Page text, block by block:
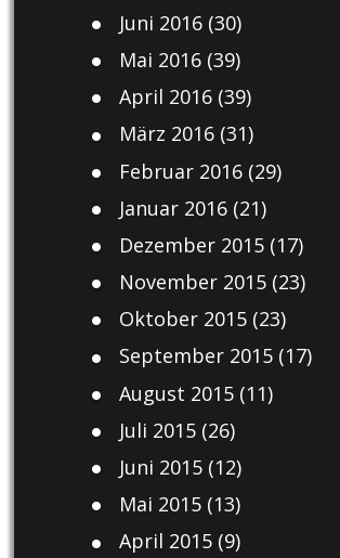
Juni 2016(30)
Mai 2016(39)
April 2016(39)
März 2016(31)
Februar 2016(29)
Januar 2016(21)
Dezember 2015(17)
November 2015(23)
Oktober 2015(23)
September 2015(17)
August 2015(11)
Juli 2015(26)
Juni 2015(12)
Mai 2015(13)
April 2015(9)